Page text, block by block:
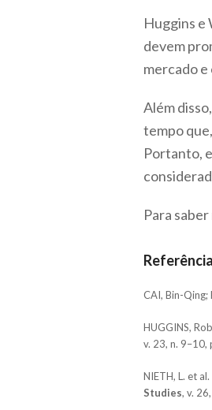
Huggins e
devem
mercado
Além
tempo
Portanto,
Para
CAI, Bin-Qing;
HUGGINS,
v. 23, n.
NIETH, L. et
Studies, v.